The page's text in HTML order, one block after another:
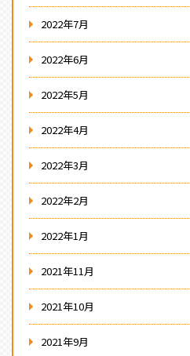
2022年7月
2022年6月
2022年5月
2022年4月
2022年3月
2022年2月
2022年1月
2021年11月
2021年10月
2021年9月